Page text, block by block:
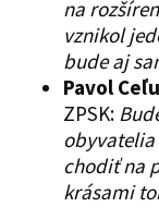
na
vznikol
bude aj
Pavol
ZPSK:
chodiť na
krásami